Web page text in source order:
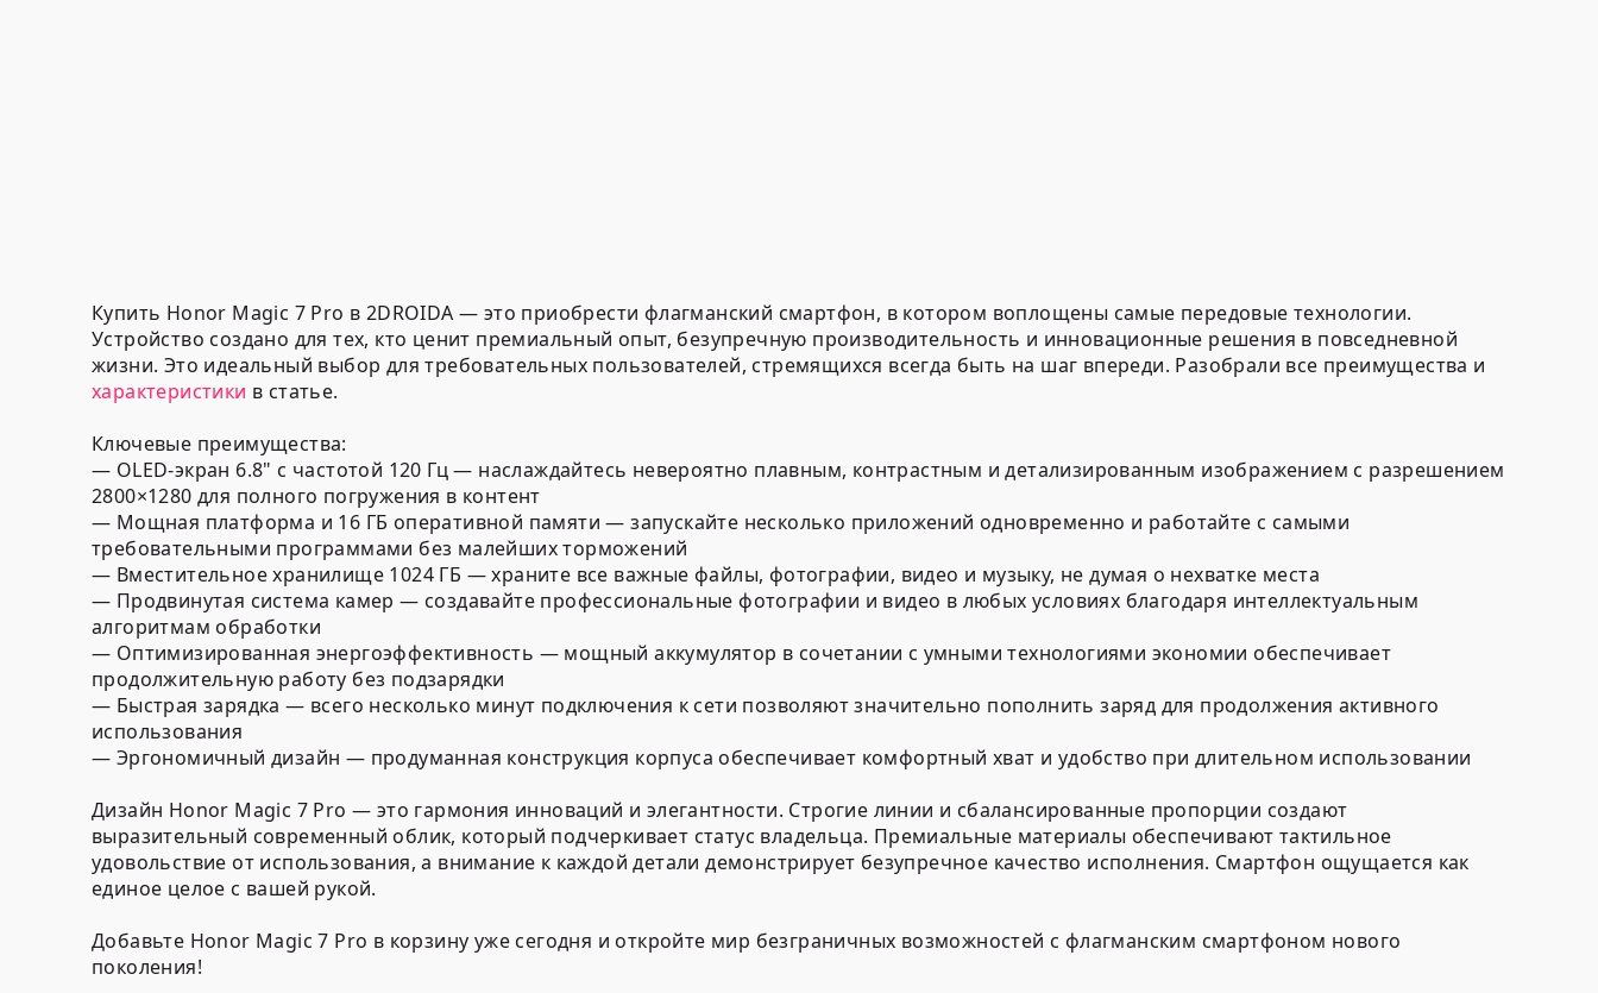
Купить Honor Magic 7 Pro в 2DROIDA — это приобрести флагманский смартфон, в котором воплощены самые передовые технологии.
Устройство создано для тех, кто ценит премиальный опыт, безупречную производительность и инновационные решения в повседневной
жизни. Это идеальный выбор для требовательных пользователей, стремящихся всегда быть на шаг впереди. Разобрали все преимущества и
характеристики в статье.
Ключевые преимущества:
— OLED-экран 6.8" с частотой 120 Гц — наслаждайтесь невероятно плавным, контрастным и детализированным изображением с разрешением
2800×1280 для полного погружения в контент
— Мощная платформа и 16 ГБ оперативной памяти — запускайте несколько приложений одновременно и работайте с самыми
требовательными программами без малейших торможений
— Вместительное хранилище 1024 ГБ — храните все важные файлы, фотографии, видео и музыку, не думая о нехватке места
— Продвинутая система камер — создавайте профессиональные фотографии и видео в любых условиях благодаря интеллектуальным
алгоритмам обработки
— Оптимизированная энергоэффективность — мощный аккумулятор в сочетании с умными технологиями экономии обеспечивает
продолжительную работу без подзарядки
— Быстрая зарядка — всего несколько минут подключения к сети позволяют значительно пополнить заряд для продолжения активного
использования
— Эргономичный дизайн — продуманная конструкция корпуса обеспечивает комфортный хват и удобство при длительном использовании
Дизайн Honor Magic 7 Pro — это гармония инноваций и элегантности. Строгие линии и сбалансированные пропорции создают
выразительный современный облик, который подчеркивает статус владельца. Премиальные материалы обеспечивают тактильное
удовольствие от использования, а внимание к каждой детали демонстрирует безупречное качество исполнения. Смартфон ощущается как
единое целое с вашей рукой.
Добавьте Honor Magic 7 Pro в корзину уже сегодня и откройте мир безграничных возможностей с флагманским смартфоном нового
поколения!